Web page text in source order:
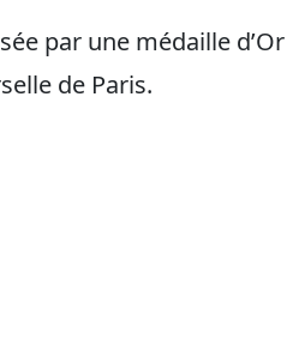
par une médaille d’Or
de Paris.